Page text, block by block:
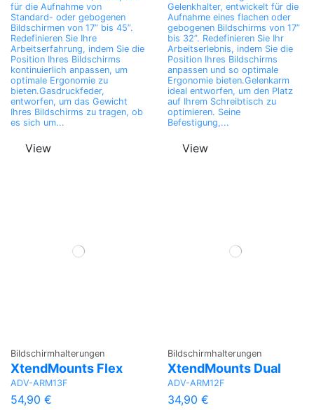
für die Aufnahme von
Standard- oder gebogenen
Bildschirmen von 17” bis 45”.
Redefinieren Sie Ihre
Arbeitserfahrung, indem Sie die
Position Ihres Bildschirms
kontinuierlich anpassen, um
optimale Ergonomie zu
bieten.Gasdruckfeder,
entworfen, um das Gewicht
Ihres Bildschirms zu tragen, ob
es sich um...
View
Gelenkhalter, entwickelt für die
Aufnahme eines flachen oder
gebogenen Bildschirms von 17”
bis 32”. Redefinieren Sie Ihr
Arbeitserlebnis, indem Sie die
Position Ihres Bildschirms
anpassen und so optimale
Ergonomie bieten.Gelenkarm
ideal entworfen, um den Platz
auf Ihrem Schreibtisch zu
optimieren. Seine
Befestigung,...
View
Bildschirmhalterungen
XtendMounts Flex
ADV-ARM13F
54,90 €
Bildschirmhalterungen
XtendMounts Dual
ADV-ARM12F
34,90 €